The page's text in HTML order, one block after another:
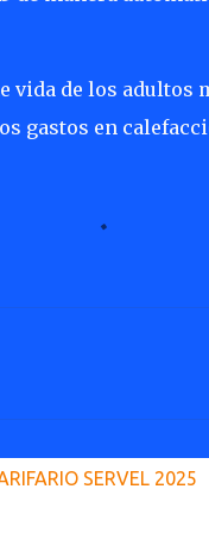
vida de los adultos
gastos en
SERVEL 2025